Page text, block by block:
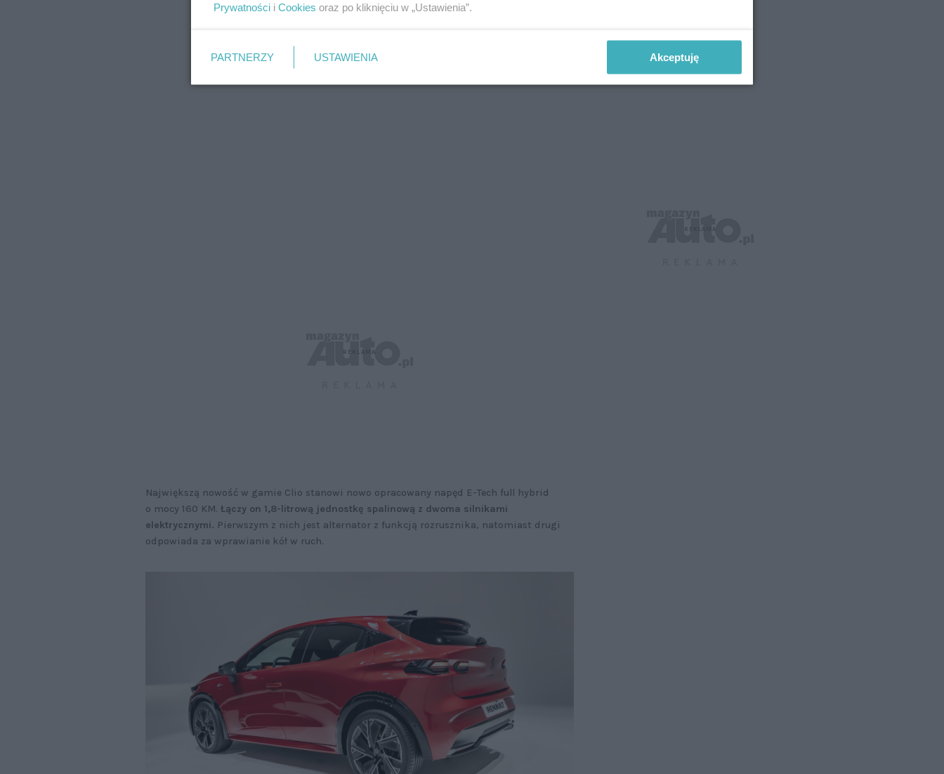
Największą nowość w gamie Clio stanowi nowo opracowany napęd E-Tech full hybrid
o mocy 160 KM. Łączy on 1,8-litrową jednostkę spalinową z dwoma silnikami
elektrycznymi. Pierwszym z nich jest alternator z funkcją rozrusznika, natomiast drugi
odpowiada za wprawianie kół w ruch.
Prywatności i Cookies oraz po kliknięciu w „Ustawienia”.
PARTNERZY USTAWIENIA Akceptuję